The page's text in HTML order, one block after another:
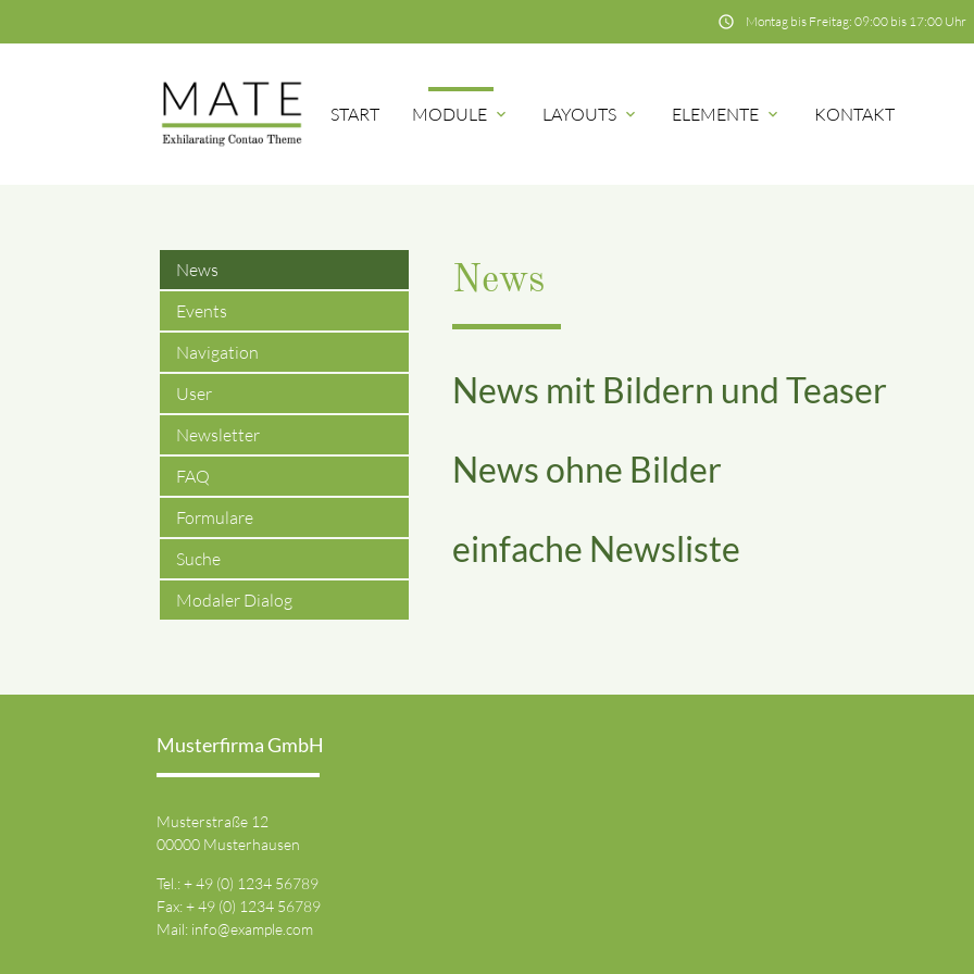
schedule Montag bis Freitag: 09:00 bis 17:00 Uhr
START MODULE LAYOUTS ELEMENTE KONTAKT
News
News mit Bildern und Teaser
News ohne Bilder
einfache Newsliste
News
Events
Navigation
User
Newsletter
FAQ
Formulare
Suche
Modaler Dialog
Musterfirma GmbH
Musterstraße 12
00000 Musterhausen
Tel.: + 49 (0) 1234 56789
Fax: + 49 (0) 1234 56789
Mail: info@example.com